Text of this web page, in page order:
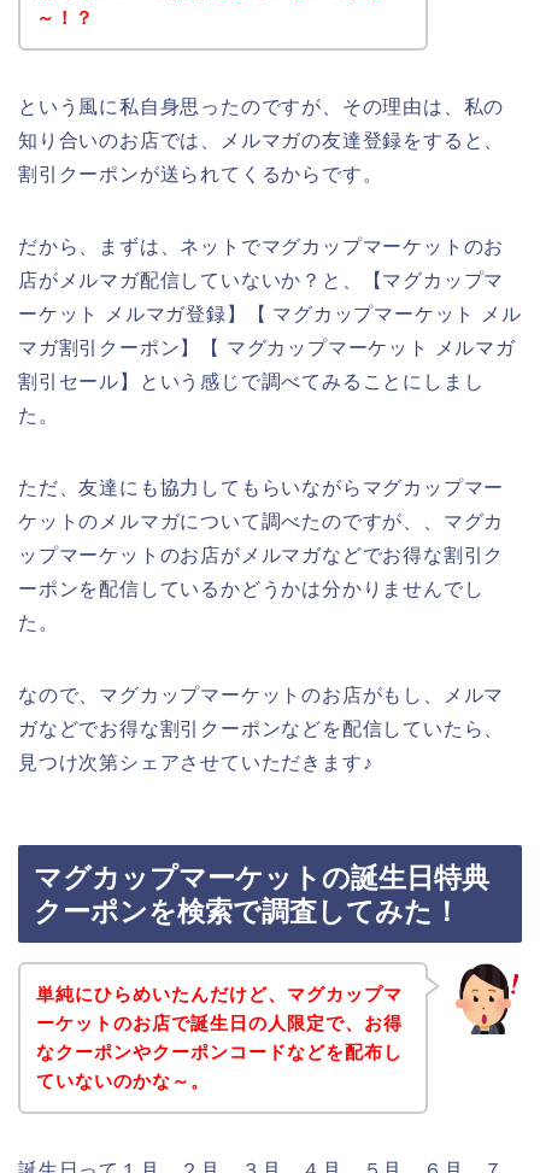
～！？
という風に私自身思ったのですが、その理由は、私の
知り合いのお店では、メルマガの友達登録をすると、
割引クーポンが送られてくるからです。
だから、まずは、ネットでマグカップマーケットのお
店がメルマガ配信していないか？と、【マグカップマ
ーケット メルマガ登録】【 マグカップマーケット メル
マガ割引クーポン】【 マグカップマーケット メルマガ
割引セール】という感じで調べてみることにしまし
た。
ただ、友達にも協力してもらいながらマグカップマー
ケットのメルマガについて調べたのですが、、マグカ
ップマーケットのお店がメルマガなどでお得な割引ク
ーポンを配信しているかどうかは分かりませんでし
た。
なので、マグカップマーケットのお店がもし、メルマ
ガなどでお得な割引クーポンなどを配信していたら、
見つけ次第シェアさせていただきます♪
マグカップマーケットの誕生日特典
クーポンを検索で調査してみた！
単純にひらめいたんだけど、マグカップマ
ーケットのお店で誕生日の人限定で、お得
なクーポンやクーポンコードなどを配布し
ていないのかな～。